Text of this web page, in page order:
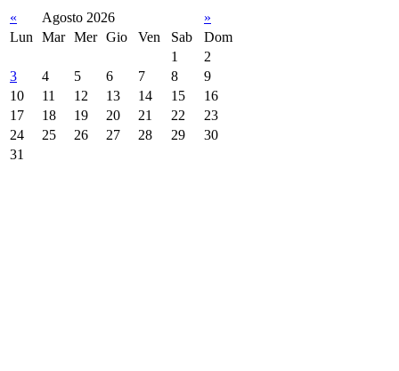
« Agosto 2026
»
Lun
Mar Mer Gio Ven Sab
Dom
1
2
3
4 5 6 7 8
9
10
11 12 13 14 15
16
17
18 19 20 21 22
23
24
25 26 27 28 29
30
31